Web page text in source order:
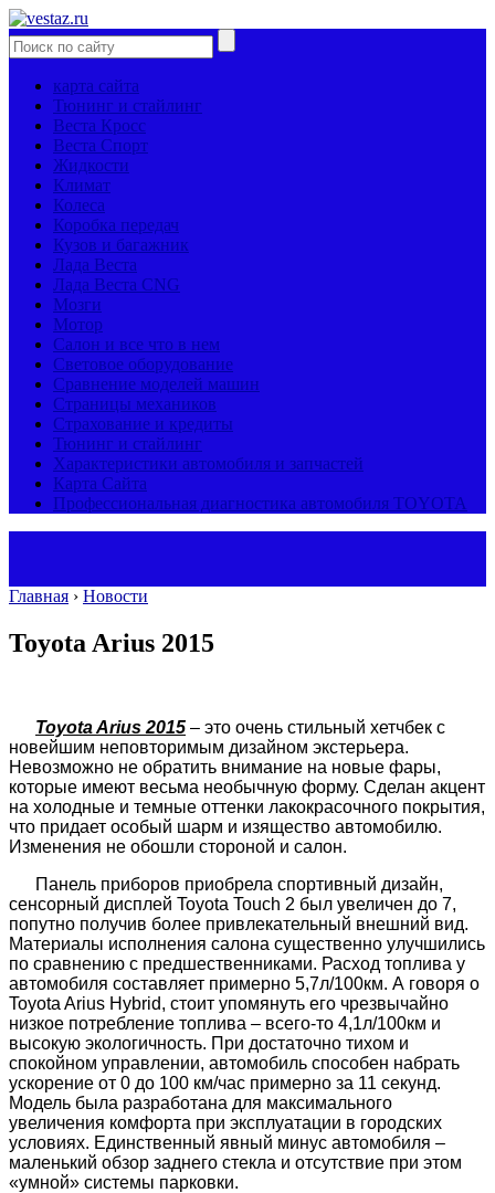
карта сайта
Тюнинг и стайлинг
Веста Кросс
Веста Спорт
Жидкости
Климат
Колеса
Коробка передач
Кузов и багажник
Лада Веста
Лада Веста CNG
Мозги
Мотор
Салон и все что в нем
Световое оборудование
Сравнение моделей машин
Страницы механиков
Страхование и кредиты
Тюнинг и стайлинг
Характеристики автомобиля и запчастей
Карта Сайта
Профессиональная диагностика автомобиля TOYOTA
Главная › Новости
Toyota Arius 2015
Toyota Arius 2015 – это очень стильный хетчбек с
новейшим неповторимым дизайном экстерьера.
Невозможно не обратить внимание на новые фары,
которые имеют весьма необычную форму. Сделан акцент
на холодные и темные оттенки лакокрасочного покрытия,
что придает особый шарм и изящество автомобилю.
Изменения не обошли стороной и салон.
Панель приборов приобрела спортивный дизайн,
сенсорный дисплей Toyota Touch 2 был увеличен до 7,
попутно получив более привлекательный внешний вид.
Материалы исполнения салона существенно улучшились
по сравнению с предшественниками. Расход топлива у
автомобиля составляет примерно 5,7л/100км. А говоря о
Toyota Arius Hybrid, стоит упомянуть его чрезвычайно
низкое потребление топлива – всего-то 4,1л/100км и
высокую экологичность. При достаточно тихом и
спокойном управлении, автомобиль способен набрать
ускорение от 0 до 100 км/час примерно за 11 секунд.
Модель была разработана для максимального
увеличения комфорта при эксплуатации в городских
условиях. Единственный явный минус автомобиля –
маленький обзор заднего стекла и отсутствие при этом
«умной» системы парковки.